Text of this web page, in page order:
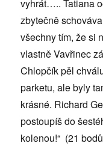
vyhrát….. Tatiana
zbytečně
všechny tím, že si
vlastně Vavřinec
Chlopčík pěl
parketu, ale byly
krásné. Richard
postoupíš do
kolenou!“ (21